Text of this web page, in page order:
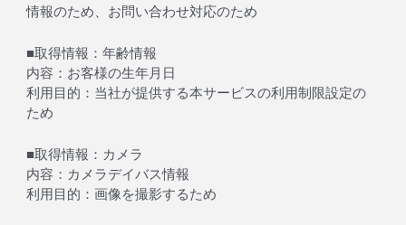
情報のため、お問い合わせ対応のため
■取得情報：年齢情報
内容：お客様の生年月日
利用目的：当社が提供する本サービスの利用制限設定の
ため
■取得情報：カメラ
内容：カメラデイバス情報
利用目的：画像を撮影するため